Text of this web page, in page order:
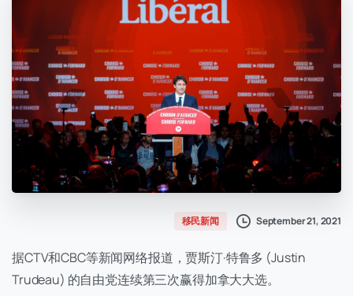
移民新闻 September 21, 2021
据CTV和CBC等新闻网络报道，贾斯汀·特鲁多 (Justin
Trudeau) 的自由党连续第三次赢得加拿大大选。